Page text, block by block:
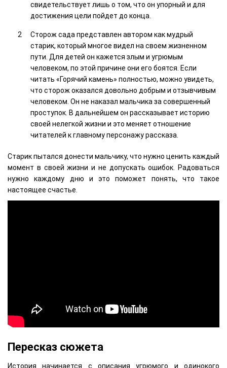
свидетельствует лишь о том, что он упорный и для
достижения цели пойдет до конца.
Сторож сада представлен автором как мудрый
старик, который многое видел на своем жизненном
пути. Для детей он кажется злым и угрюмым
человеком, по этой причине они его боятся. Если
читать «Горячий камень» полностью, можно увидеть,
что сторож оказался довольно добрым и отзывчивым
человеком. Он не наказал мальчика за совершенный
проступок. В дальнейшем он рассказывает историю
своей нелегкой жизни и это меняет отношение
читателей к главному персонажу рассказа.
Старик пытался донести мальчику, что нужно ценить каждый
момент в своей жизни и не допускать ошибок. Радоваться
нужно каждому дню и это поможет понять, что такое
настоящее счастье.
Пересказ сюжета
История начинается с описания угрюмого и одинокого